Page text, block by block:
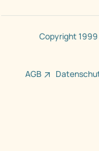
Copyright
AGB